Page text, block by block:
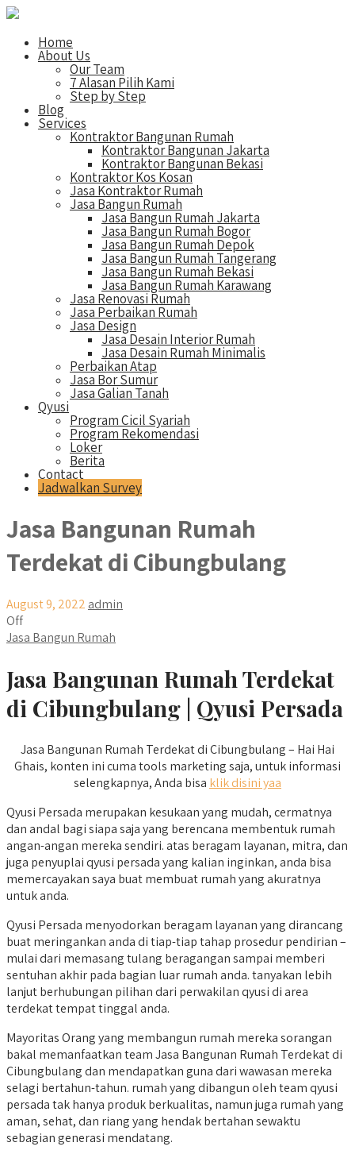
Home
About Us
Our Team
7 Alasan Pilih Kami
Step by Step
Blog
Services
Kontraktor Bangunan Rumah
Kontraktor Bangunan Jakarta
Kontraktor Bangunan Bekasi
Kontraktor Kos Kosan
Jasa Kontraktor Rumah
Jasa Bangun Rumah
Jasa Bangun Rumah Jakarta
Jasa Bangun Rumah Bogor
Jasa Bangun Rumah Depok
Jasa Bangun Rumah Tangerang
Jasa Bangun Rumah Bekasi
Jasa Bangun Rumah Karawang
Jasa Renovasi Rumah
Jasa Perbaikan Rumah
Jasa Design
Jasa Desain Interior Rumah
Jasa Desain Rumah Minimalis
Perbaikan Atap
Jasa Bor Sumur
Jasa Galian Tanah
Qyusi
Program Cicil Syariah
Program Rekomendasi
Loker
Berita
Contact
Jadwalkan Survey
Jasa Bangunan Rumah
Terdekat di Cibungbulang
August 9, 2022 admin
Off
Jasa Bangun Rumah
Jasa Bangunan Rumah Terdekat
di Cibungbulang | Qyusi Persada
Jasa Bangunan Rumah Terdekat di Cibungbulang – Hai Hai
Ghais, konten ini cuma tools marketing saja, untuk informasi
selengkapnya, Anda bisa klik disini yaa
Qyusi Persada merupakan kesukaan yang mudah, cermatnya
dan andal bagi siapa saja yang berencana membentuk rumah
angan-angan mereka sendiri. atas beragam layanan, mitra, dan
juga penyuplai qyusi persada yang kalian inginkan, anda bisa
memercayakan saya buat membuat rumah yang akuratnya
untuk anda.
Qyusi Persada menyodorkan beragam layanan yang dirancang
buat meringankan anda di tiap-tiap tahap prosedur pendirian –
mulai dari memasang tulang beragangan sampai memberi
sentuhan akhir pada bagian luar rumah anda. tanyakan lebih
lanjut berhubungan pilihan dari perwakilan qyusi di area
terdekat tempat tinggal anda.
Mayoritas Orang yang membangun rumah mereka sorangan
bakal memanfaatkan team Jasa Bangunan Rumah Terdekat di
Cibungbulang dan mendapatkan guna dari wawasan mereka
selagi bertahun-tahun. rumah yang dibangun oleh team qyusi
persada tak hanya produk berkualitas, namun juga rumah yang
aman, sehat, dan riang yang hendak bertahan sewaktu
sebagian generasi mendatang.